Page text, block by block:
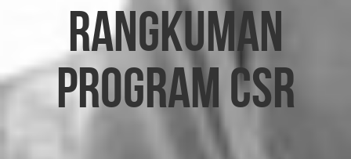
Rangkuman
Program CSR